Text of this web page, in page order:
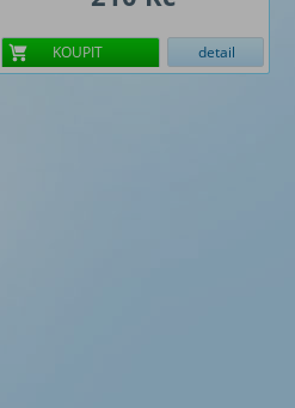
KOUPIT detail